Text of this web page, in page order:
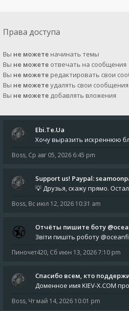
Права доступа
Вы не можете начинать темы
Вы не можете отвечать на сообщения
Вы не можете редактировать свои
Вы не можете удалять свои сообщения
Вы не можете добавлять вложения
Ebi.Te.Ua
Boss, Ср авг 05, 2026 6:45 pm
Support us! Paypal:
Boss, Вс июл 12, 2026 10:31 am
Отчёты пишите боту
Пиночет420, Сб июн 13, 2026 7:10 pm
Спасибо всем, кто
Boss, Чт май 14, 2026 10:01 pm